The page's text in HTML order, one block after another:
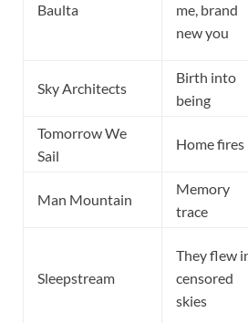
Baulta
me, brand
new you
Sky Architects
Birth into
being
Tomorrow We
Sail
Home fires
Man Mountain
Memory
trace
Sleepstream
They flew
censored
skies